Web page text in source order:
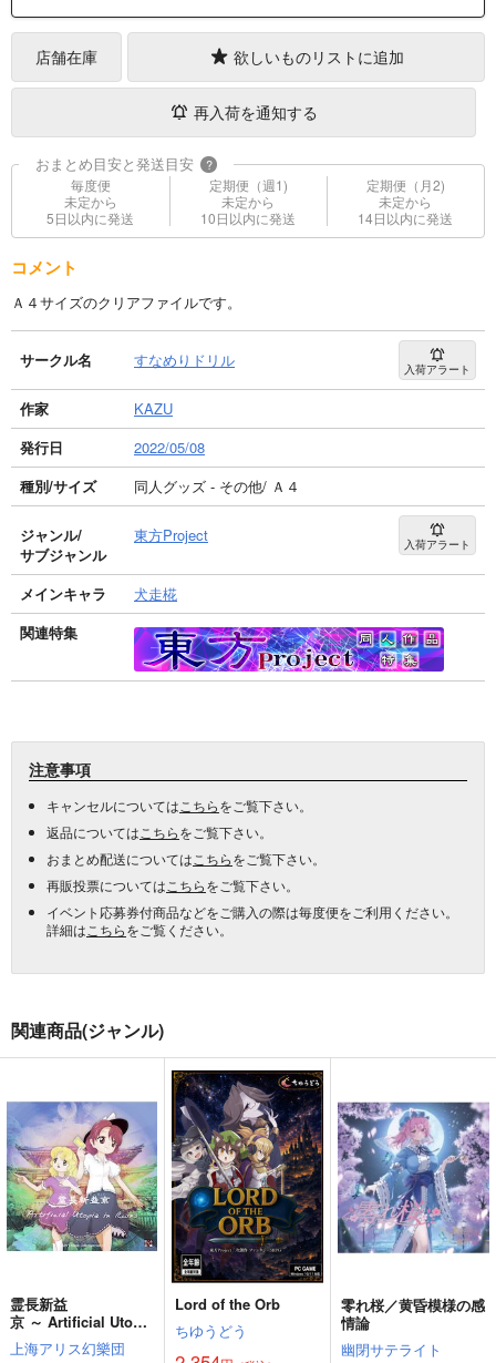
店舗在庫 欲しいものリストに追加
再入荷を通知する
おまとめ目安と発送目安 ?
毎度便
未定から
5日以内に発送
定期便（週1)
未定から
10日以内に発送
定期便（月2)
未定から
14日以内に発送
コメント
Ａ４サイズのクリアファイルです。
サークル名 すなめりドリル 入荷アラート
作家
KAZU
発行日
2022/05/08
種別/サイズ
同人グッズ - その他/ Ａ４
ジャンル/
サブジャンル
東方Project 入荷アラート
メインキャラ
犬走椛
関連特集
注意事項
キャンセルについては こちらをご覧下さい。
返品については こちらをご覧下さい。
おまとめ配送については こちらをご覧下さい。
再販投票については こちらをご覧下さい。
イベント応募券付商品などをご購入の際は毎度便をご利用ください。
詳細は こちらをご覧ください。
関連商品(ジャンル)
霊長新益
京 ～ Artificial Utopia
in Ruins.
上海アリス幻樂団
Lord of the Orb
ちゆうどう
零れ桜／黄昏模様の感
情論
幽閉サテライト